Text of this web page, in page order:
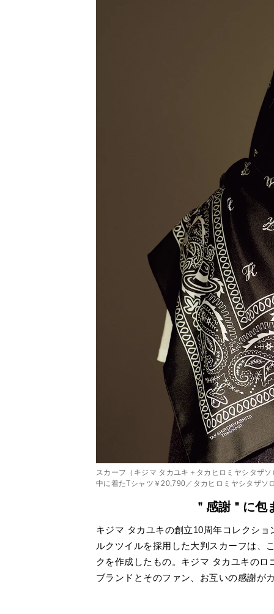
スカーフ（キジマ タカユキ＋タカヒロミヤシタザ
中に着たTシャツ￥20,790／タカヒロミヤシタザソ
＂感謝＂に包
キジマ タカユキの創立10周年コレクシ
ルクツイルを採用した大判スカーフは、
クを作成したもの。キジマ タカユキの
ブランドとそのファン、お互いの感謝が